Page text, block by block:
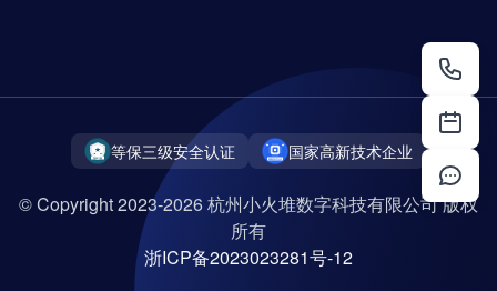
等保三级安全认证 国家高新技术企业
© Copyright 2023-2026 杭州小火堆数字科技有限公司 版权
所有
浙ICP备2023023281号-12